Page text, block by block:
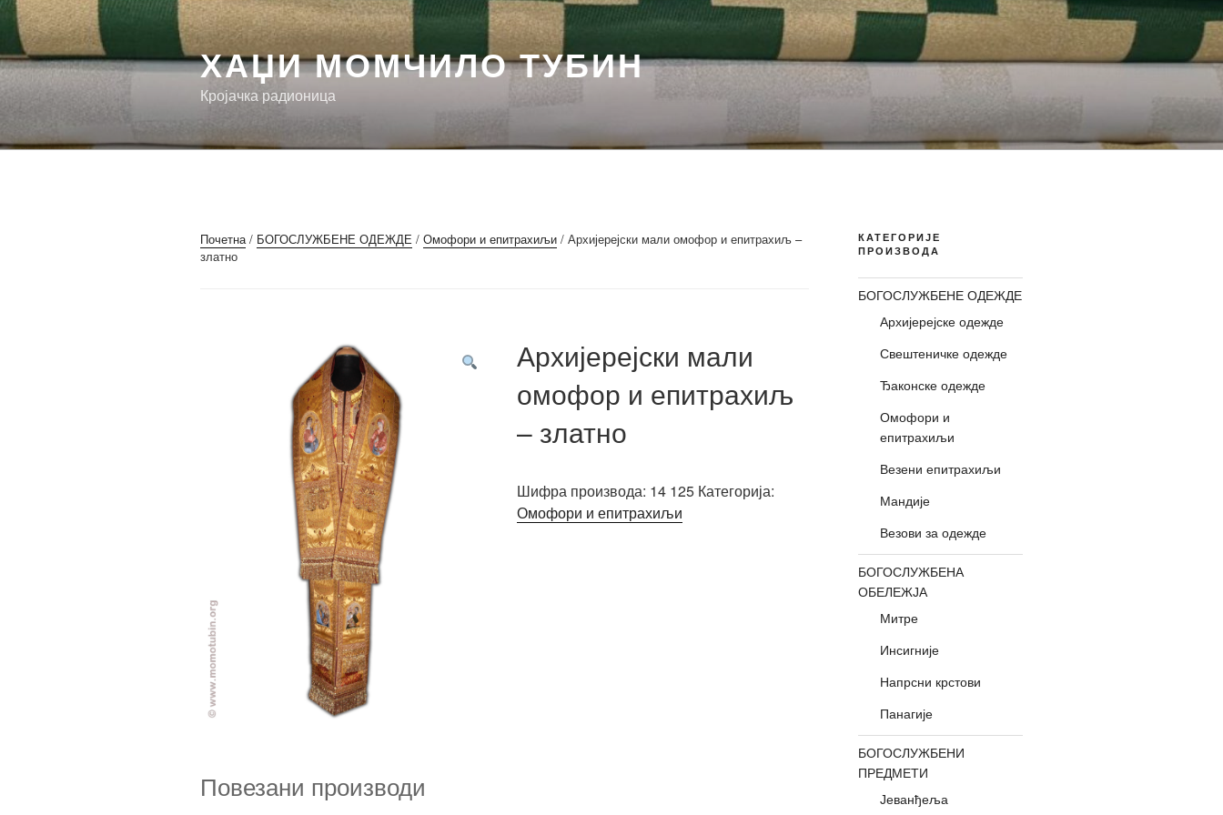
Скочи
садржај
ХАЏИ МОМЧИЛО ТУБИН
Кројачка радионица
Почетна/ БОГОСЛУЖБЕНЕ ОДЕЖДЕ / Омофори и епитрахиљи / Архијерејски мали омофор и епитрахиљ –
златно
Архијерејски мали
омофор и епитрахиљ
– златно
Шифра производа: 14 125 Категорија:
Омофори и епитрахиљи
Повезани производи
КАТЕГОРИЈЕ
ПРОИЗВОДА
БОГОСЛУЖБЕНЕ ОДЕЖДЕ
Архијерејске одежде
Свештеничке одежде
Ђаконске одежде
Омофори и
епитрахиљи
Везени епитрахиљи
Мандије
Везови за одежде
БОГОСЛУЖБЕНА
ОБЕЛЕЖЈА
Митре
Инсигније
Напрсни крстови
Панагије
БОГОСЛУЖБЕНИ
ПРЕДМЕТИ
Јеванђеља